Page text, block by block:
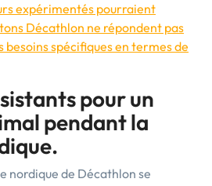
expérimentés pourraient
Décathlon ne répondent pas
besoins spécifiques en termes de
pour un
pendant la
nordique de Décathlon se